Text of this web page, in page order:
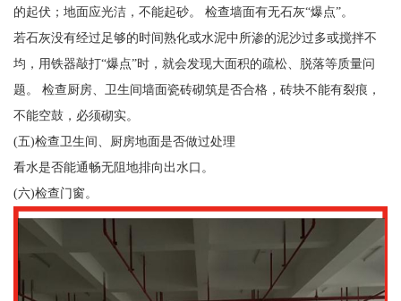
的起伏；地面应光洁，不能起砂。 检查墙面有无石灰“爆点”。
若石灰没有经过足够的时间熟化或水泥中所渗的泥沙过多或搅拌不
均，用铁器敲打“爆点”时，就会发现大面积的疏松、脱落等质量问
题。 检查厨房、卫生间墙面瓷砖砌筑是否合格，砖块不能有裂痕，
不能空鼓，必须砌实。
(五)检查卫生间、厨房地面是否做过处理
看水是否能通畅无阻地排向出水口。
(六)检查门窗。